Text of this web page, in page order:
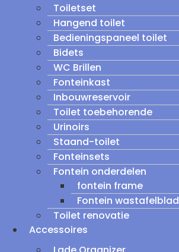
Toiletset
Hangend toilet
Bedieningspaneel toilet
Bidets
WC Brillen
Fonteinkast
Inbouwreservoir
Toilet toebehorende
Urinoirs
Staand-toilet
Fonteinsets
Fontein onderdelen
fontein frame
Fontein wastafelblad
Toilet renovatie
Accessoires